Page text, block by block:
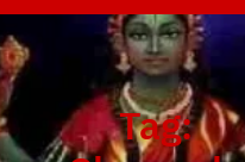
Tag: